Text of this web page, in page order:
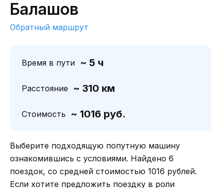
Балашов
Обратный маршрут
Время в пути ~ 5 ч
Расстояние ~ 310 км
Стоимость ~ 1016 руб.
Выберите подходящую попутную машину
ознакомившись с условиями. Найдено 6
поездок, со средней стоимостью 1016 рублей.
Если хотите предложить поездку в роли